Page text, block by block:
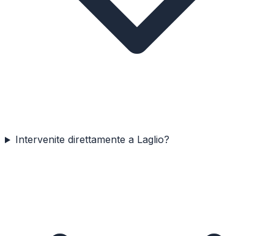
Intervenite direttamente a Laglio?